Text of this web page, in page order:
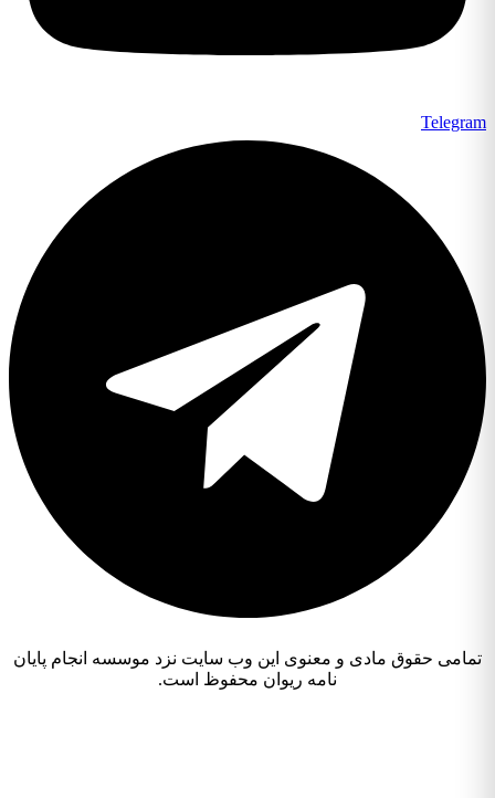
Telegram
تمامی حقوق مادی و معنوی این وب سایت نزد موسسه انجام پایان
نامه ریوان محفوظ است.